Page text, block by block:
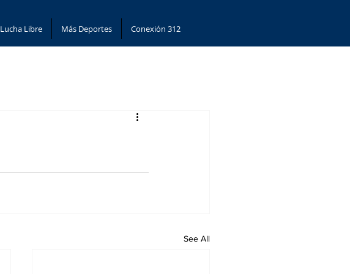
Lucha Libre Más Deportes Conexión 312
See All